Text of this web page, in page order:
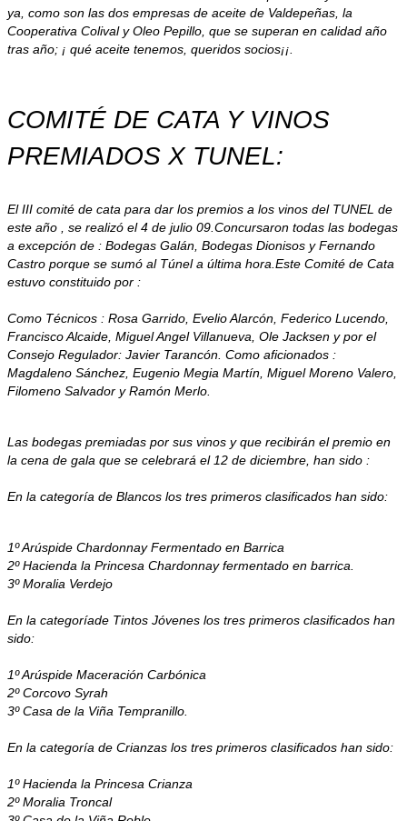
ya, como son las dos empresas de aceite de Valdepeñas, la
Cooperativa Colival y Oleo Pepillo, que se superan en calidad año
tras año; ¡ qué aceite tenemos, queridos socios¡¡.
COMITÉ DE CATA Y VINOS
PREMIADOS X TUNEL:
El III comité de cata para dar los premios a los vinos del TUNEL de
este año , se realizó el 4 de julio 09.Concursaron todas las bodegas
a excepción de : Bodegas Galán, Bodegas Dionisos y Fernando
Castro porque se sumó al Túnel a última hora.Este Comité de Cata
estuvo constituido por :
Como Técnicos : Rosa Garrido, Evelio Alarcón, Federico Lucendo,
Francisco Alcaide, Miguel Angel Villanueva, Ole Jacksen y por el
Consejo Regulador: Javier Tarancón. Como aficionados :
Magdaleno Sánchez, Eugenio Megia Martín, Miguel Moreno Valero,
Filomeno Salvador y Ramón Merlo.
Las bodegas premiadas por sus vinos y que recibirán el premio en
la cena de gala que se celebrará el 12 de diciembre, han sido :
En la categoría de Blancos los tres primeros clasificados han sido:
1º Arúspide Chardonnay Fermentado en Barrica
2º Hacienda la Princesa Chardonnay fermentado en barrica.
3º Moralia Verdejo
En la categoríade Tintos Jóvenes los tres primeros clasificados han
sido:
1º Arúspide Maceración Carbónica
2º Corcovo Syrah
3º Casa de la Viña Tempranillo.
En la categoría de Crianzas los tres primeros clasificados han sido:
1º Hacienda la Princesa Crianza
2º Moralia Troncal